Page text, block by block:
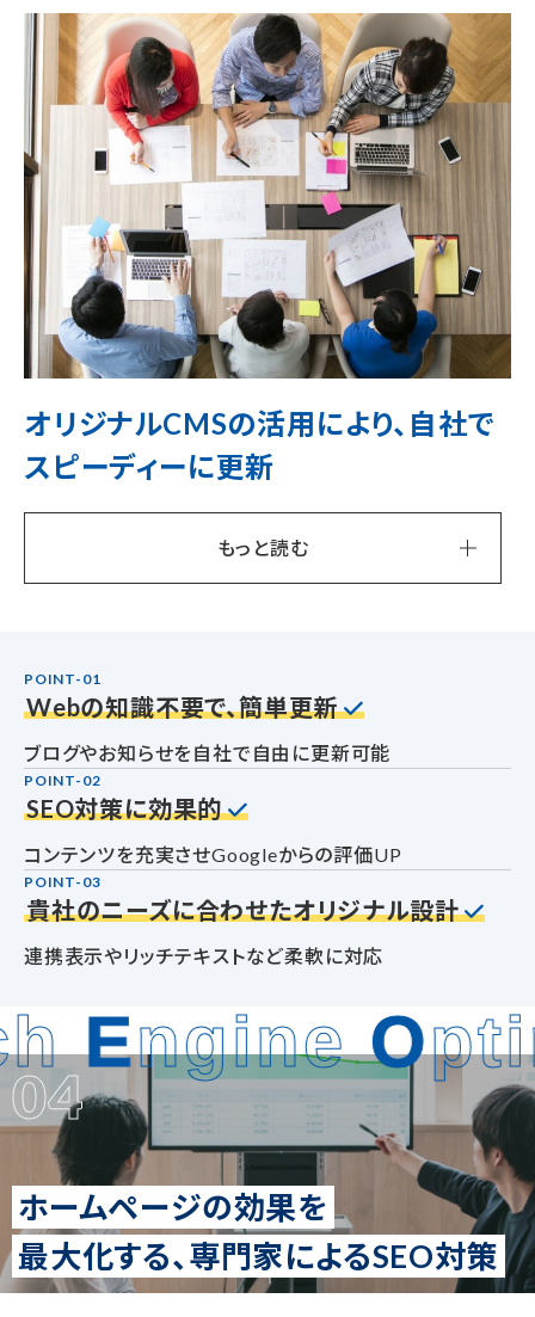
オリジナルCMSの活用により、 自社で
スピーディーに更新
もっと読む
POINT-01
Webの知識不要で、簡単更新
ブログやお知らせを自社で自由に更新可能
POINT-02
SEO対策に効果的
コンテンツを充実させGoogleからの評価UP
POINT-03
貴社のニーズに合わせたオリジナル設計
連携表示やリッチテキストなど柔軟に対応
EngineO
04
ホームページの効果を
最大化する、専門家によるSEO対策